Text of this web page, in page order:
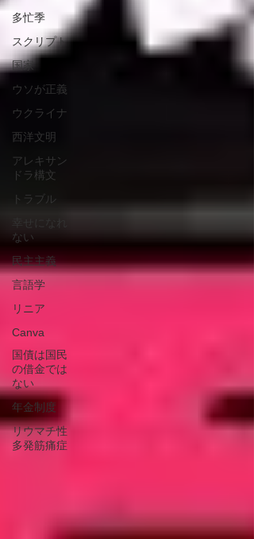
多忙季
スクリプト
国家
ウソが正義
ウクライナ
西洋文明
アレキサン
ドラ構文
トラブル
ない
民主主義
言語学
リニア
Canva
国債は国民
の借金では
ない
年金制度
リウマチ性
多発筋痛症